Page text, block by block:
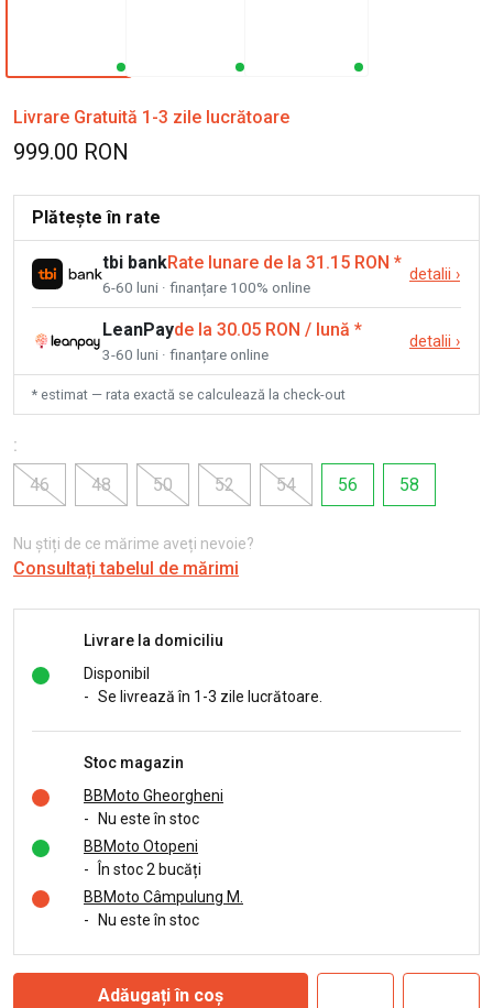
Livrare Gratuită 1-3 zile lucrătoare
999.00 RON
Plătește în rate
tbi bankRate lunare de la 31.15 RON *
6-60 luni · finanțare 100% online
detalii ›
LeanPayde la 30.05 RON / lună *
3-60 luni · finanțare online
detalii ›
* estimat — rata exactă se calculează la check-out
:
46
48 50 52 54 56 58
Nu știți de ce mărime aveți nevoie?
Consultați tabelul de mărimi
Livrare la domiciliu
Disponibil
- Se livrează în 1-3 zile lucrătoare.
Stoc magazin
BBMoto Gheorgheni
-
Nu este în stoc
BBMoto Otopeni
-
În stoc 2 bucăți
BBMoto Câmpulung M.
-
Nu este în stoc
Adăugați în coș